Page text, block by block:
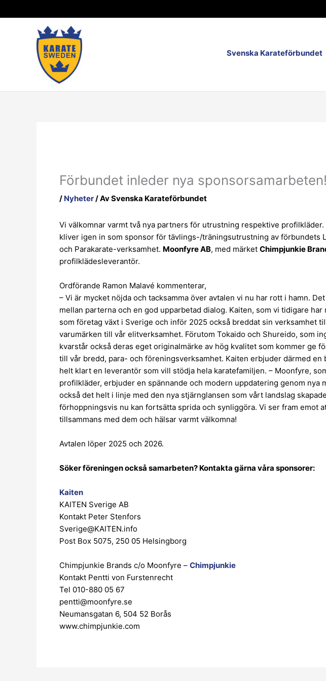
till
Svenska Karateförbundet
Förbundet inleder nya sponsorsamarbeten!
/ Nyheter/ AvSvenska Karateförbundet
Vi välkomnar varmt två nya partners för utrustning respektive profilkläder.
kliver igen in som sponsor för tävlings-/träningsutrustning av förbundets
och Parakarate-verksamhet. Moonfyre AB, med märket Chimpjunkie
profilklädesleverantör.
Ordförande Ramon Malavé kommenterar,
– Vi är mycket nöjda och tacksamma över avtalen vi nu har rott i hamn.
mellan parterna och en god upparbetad dialog. Kaiten, som vi tidigare
som företag växt i Sverige och inför 2025 också breddat sin verksamhet
varumärken till vår elitverksamhet. Förutom Tokaido och Shureido, som
kvarstår också deras eget originalmärke av hög kvalitet som kommer ge
till vår bredd, para- och föreningsverksamhet. Kaiten erbjuder därmed
helt klart en leverantör som vill stödja hela karatefamiljen. – Moonfyre,
profilkläder, erbjuder en spännande och modern uppdatering genom nya
också det helt i linje med den nya stjärnglansen som vårt landslag
förhoppningsvis nu kan fortsätta sprida och synliggöra. Vi ser fram emot
tillsammans med dem och hälsar varmt välkomna!
Avtalen löper 2025 och 2026.
Söker föreningen också samarbeten? Kontakta gärna våra sponsorer:
Kaiten
KAITEN Sverige AB
Kontakt Peter Stenfors
Sverige@KAITEN.info
Post Box 5075, 250 05 Helsingborg
Chimpjunkie Brands c/o Moonfyre – Chimpjunkie
Kontakt Pentti von Furstenrecht
Tel 010-880 05 67
pentti@moonfyre.se
Neumansgatan 6, 504 52 Borås
www.chimpjunkie.com